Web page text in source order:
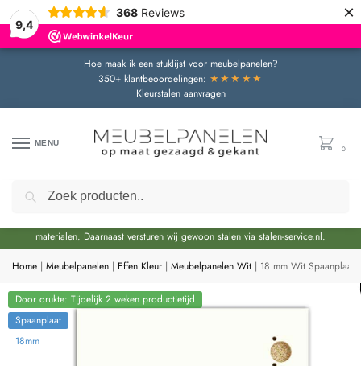
9,4
368 Reviews ×
Hoe maak ik een stuklijst voor meubelpanelen?
350+ klantbeoordelingen: ★★★★★
Kleurstalen aanvragen
MENU
0
Door de bouwvakperiode geldt momenteel een extra levertijd van circa 3 weken
materialen. Daarnaast versturen wij gewoon stalen via stalen-service.nl.
Home | Meubelpanelen | Effen Kleur | Meubelpanelen Wit | 18 mm Wit Spaanplaat
Door drukte: Tijdelijk 2 weken productietijd
Spaanplaat
18mm